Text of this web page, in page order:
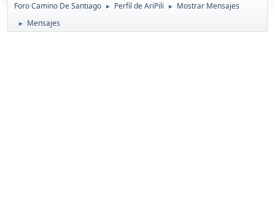
Foro Camino De Santiago ► Perfil de AriPili ► Mostrar Mensajes
► Mensajes